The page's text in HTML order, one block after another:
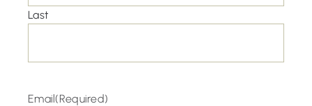
Last
Email(Required)